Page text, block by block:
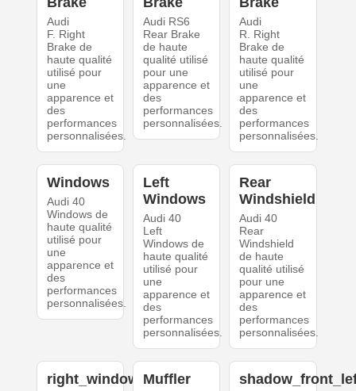
Audi
F. Right
Brake de
haute qualité
utilisé pour
une
apparence et
des
performances
personnalisées.
Audi RS6
Rear Brake
de haute
qualité utilisé
pour une
apparence et
des
performances
personnalisées.
Audi
R. Right
Brake de
haute qualité
utilisé pour
une
apparence et
des
performances
personnalisées.
Windows
Audi 40
Windows de
haute qualité
utilisé pour
une
apparence et
des
performances
personnalisées.
Left
Windows
Audi 40
Left
Windows de
haute qualité
utilisé pour
une
apparence et
des
performances
personnalisées.
Rear
Windshield
Audi 40
Rear
Windshield
de haute
qualité utilisé
pour une
apparence et
des
performances
personnalisées.
right_windowsMuffler